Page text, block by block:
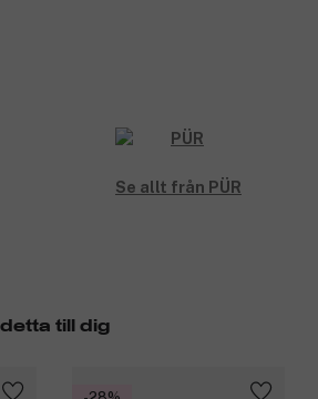
Se allt från PÜR
till dig